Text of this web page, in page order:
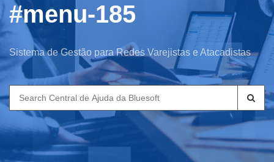
#menu-185
Sistema de Gestão para Redes Varejistas e Atacadistas
Search
for: